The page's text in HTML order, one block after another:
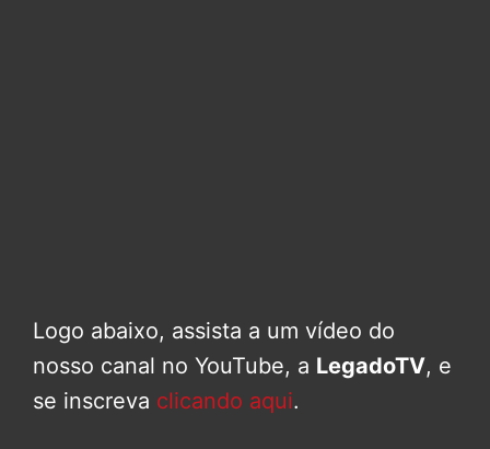
Logo abaixo, assista a um vídeo do
nosso canal no YouTube, a LegadoTV, e
se inscreva clicando aqui.